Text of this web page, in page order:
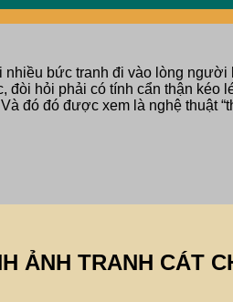
bức tranh đi vào lòng
đòi hỏi phải có tính cẩn thận
đó đó được xem là nghệ thuật
ẢNH TRANH CÁT